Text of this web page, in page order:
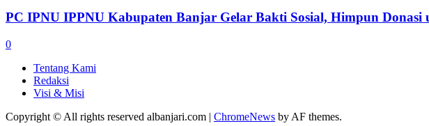
PC IPNU IPPNU Kabupaten Banjar Gelar Bakti Sosial, Himpun
0
Tentang Kami
Redaksi
Visi & Misi
Copyright © All rights reserved albanjari.com | ChromeNews by AF themes.